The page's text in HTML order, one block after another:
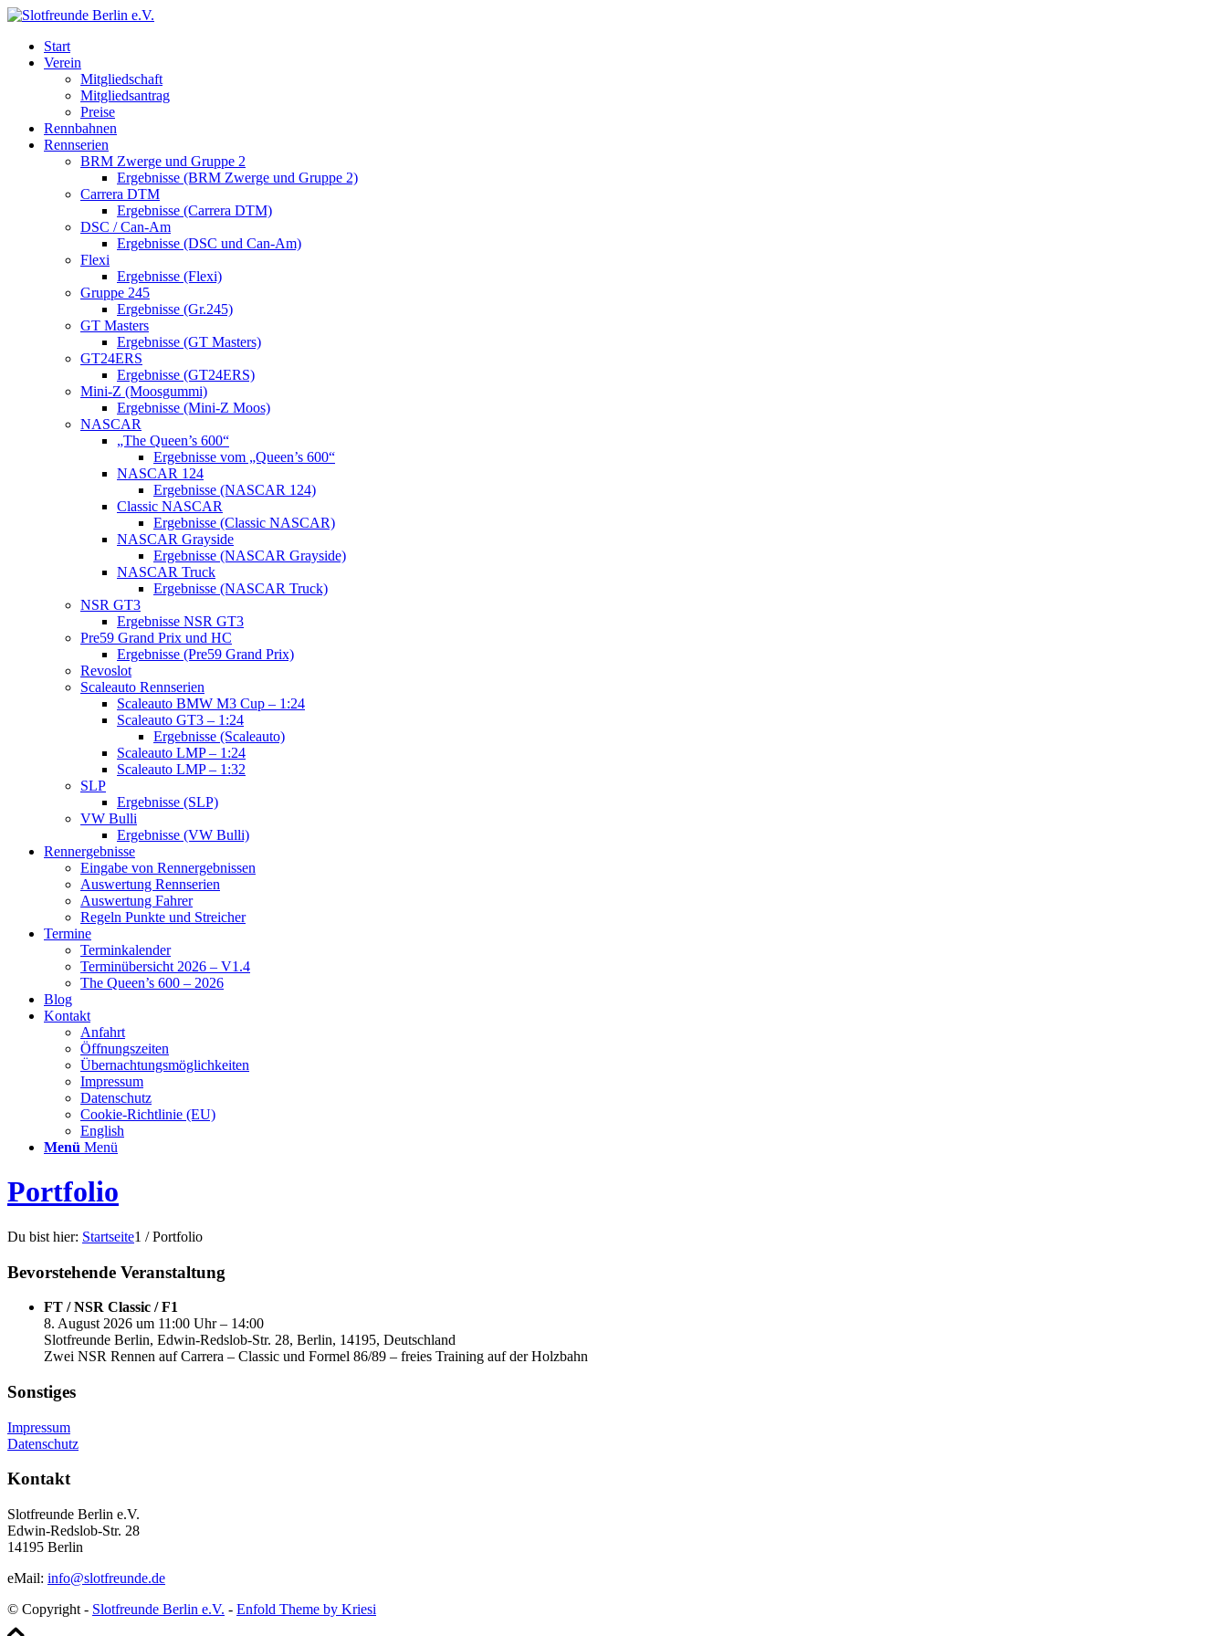
Start
Verein
Mitgliedschaft
Mitgliedsantrag
Preise
Rennbahnen
Rennserien
BRM Zwerge und Gruppe 2
Ergebnisse (BRM Zwerge und Gruppe 2)
Carrera DTM
Ergebnisse (Carrera DTM)
DSC / Can-Am
Ergebnisse (DSC und Can-Am)
Flexi
Ergebnisse (Flexi)
Gruppe 245
Ergebnisse (Gr.245)
GT Masters
Ergebnisse (GT Masters)
GT24ERS
Ergebnisse (GT24ERS)
Mini-Z (Moosgummi)
Ergebnisse (Mini-Z Moos)
NASCAR
„The Queen’s 600“
Ergebnisse vom „Queen’s 600“
NASCAR 124
Ergebnisse (NASCAR 124)
Classic NASCAR
Ergebnisse (Classic NASCAR)
NASCAR Grayside
Ergebnisse (NASCAR Grayside)
NASCAR Truck
Ergebnisse (NASCAR Truck)
NSR GT3
Ergebnisse NSR GT3
Pre59 Grand Prix und HC
Ergebnisse (Pre59 Grand Prix)
Revoslot
Scaleauto Rennserien
Scaleauto BMW M3 Cup – 1:24
Scaleauto GT3 – 1:24
Ergebnisse (Scaleauto)
Scaleauto LMP – 1:24
Scaleauto LMP – 1:32
SLP
Ergebnisse (SLP)
VW Bulli
Ergebnisse (VW Bulli)
Rennergebnisse
Eingabe von Rennergebnissen
Auswertung Rennserien
Auswertung Fahrer
Regeln Punkte und Streicher
Termine
Terminkalender
Terminübersicht 2026 – V1.4
The Queen’s 600 – 2026
Blog
Kontakt
Anfahrt
Öffnungszeiten
Übernachtungsmöglichkeiten
Impressum
Datenschutz
Cookie-Richtlinie (EU)
English
Menü Menü
Portfolio
Du bist hier: Startseite1 / Portfolio
Bevorstehende Veranstaltung
FT / NSR Classic / F1
8. August 2026 um 11:00 Uhr – 14:00
Slotfreunde Berlin, Edwin-Redslob-Str. 28, Berlin, 14195, Deutschland
Zwei NSR Rennen auf Carrera – Classic und Formel 86/89 – freies Training auf der Holzbahn
Sonstiges
Impressum
Datenschutz
Kontakt
Slotfreunde Berlin e.V.
Edwin-Redslob-Str. 28
14195 Berlin
eMail: info@slotfreunde.de
© Copyright - Slotfreunde Berlin e.V. - Enfold Theme by Kriesi